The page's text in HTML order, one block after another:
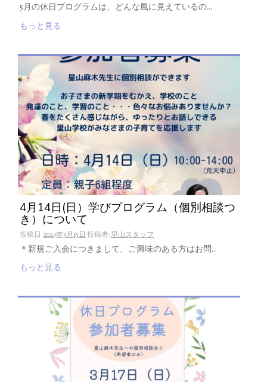
5月の休日プログラムは、どんな風に見えているの…
もっと見る
4月14日(日）学びプログラム（個別相談つ
き）について
投稿日:2024年3月15日 投稿者:里山スタッフ
＊新規ご入会につきまして、ご興味のある方はお問…
もっと見る